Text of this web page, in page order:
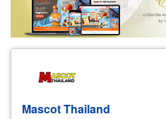
Wholesale Retail
Exporter/Importer
Mascot Thailand